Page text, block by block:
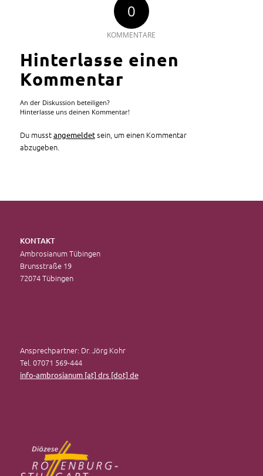
0
KOMMENTARE
Hinterlasse einen
Kommentar
An der Diskussion beteiligen?
Hinterlasse uns deinen Kommentar!
Du musstangemeldetsein, um einen Kommentar
abzugeben.
KONTAKT
Ambrosianum Tübingen
Brunsstraße 19
72074 Tübingen
Ansprechpartner: Dr. Jörg Kohr
Tel. 07071 569-444
info-ambrosianum [at] drs [dot] de